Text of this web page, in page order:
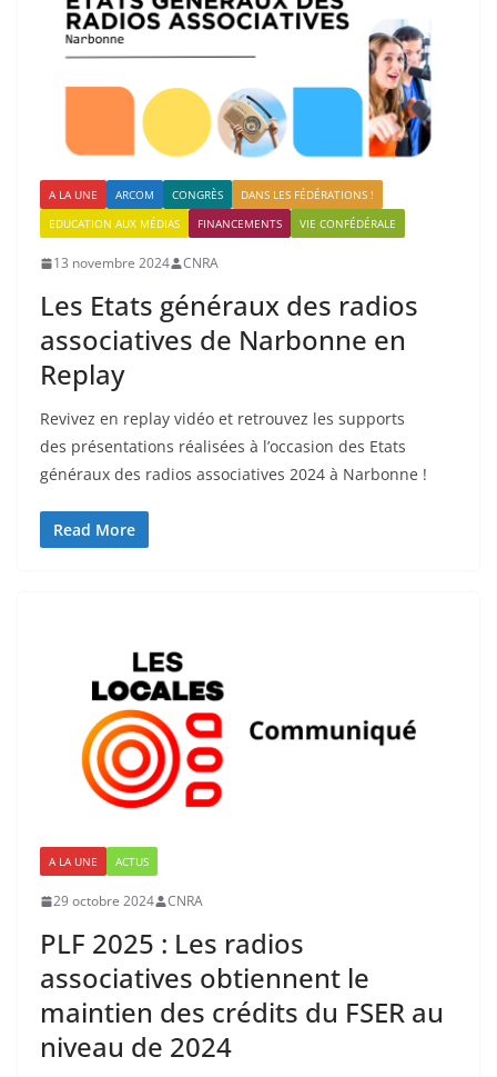
A LA UNE ARCOM CONGRÈS
DANS LES FÉDÉRATIONS !
EDUCATION AUX MÉDIAS
FINANCEMENTS VIE CONFÉDÉRALE
13 novembre 2024 CNRA
Les Etats généraux des radios
associatives de Narbonne en
Replay
Revivez en replay vidéo et retrouvez les supports
des présentations réalisées à l’occasion des Etats
généraux des radios associatives 2024 à Narbonne !
Read More
A LA UNE ACTUS
29 octobre 2024 CNRA
PLF 2025 : Les radios
associatives obtiennent le
maintien des crédits du FSER au
niveau de 2024